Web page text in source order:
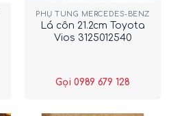
PHỤ TÙNG MERCEDES-BENZ
Lá côn 21.2cm Toyota
Vios 3125012540
Gọi 0989 679 128